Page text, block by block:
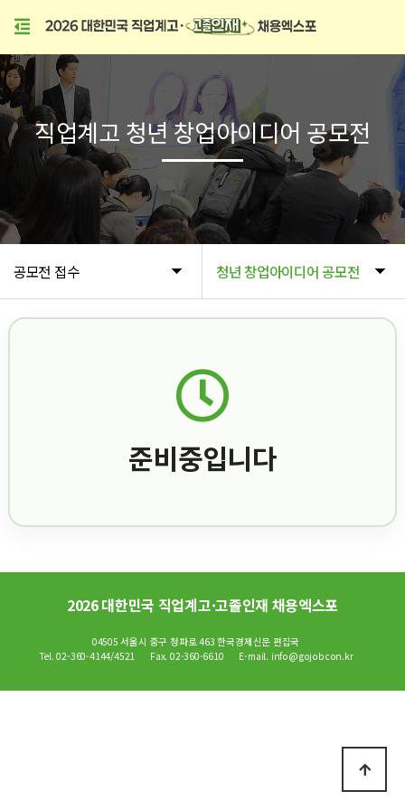
공모전 접수 청년 창업아이디어 공모전
직업계고 청년 창업아이디어 공모전
준비중입니다
2026 대한민국 직업계고·고졸인재 채용엑스포
04505 서울시 중구 청파로 463 한국경제신문 편집국
Tel. 02-360-4144/4521
Fax. 02-360-6610 E-mail. info@gojobcon.kr